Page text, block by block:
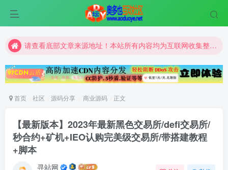
请查看底部文章来源地址！本站所有内容均为互联网收集整理和网友上传。仅限于学习研究，切勿用于商业用途。
请查看底部文章来源地址！本站所有内容均为互联网收集整理和网友上传。仅限于学习研究，切勿用于商业用途。
请查看底部文章来源地址！本站所有内容均为互联网收集整理和网友上传。仅限于学习研究，切勿用于商业用途。
首页 社区 源码分享 商业源码 正文
【最新版本】2023年最新黑色交易所/defi交易所/
秒合约+矿机+IEO认购完美级交易所/带搭建教程
+脚本
寻站网